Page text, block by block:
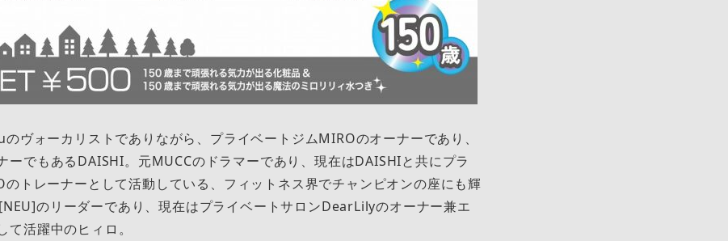
ヴォーカリストでありながら、プライベートジムMIROのオーナーであり、
ーでもあるDAISHI。元MUCCのドラマーであり、現在はDAISHIと共にプラ
トレーナーとして活動している、フィットネス界でチャンピオンの座にも輝
のリーダーであり、現在はプライベートサロンDearLilyのオーナー兼エ
て活躍中のヒィロ。